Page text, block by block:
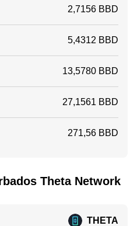
2,7156 BBD
5,4312 BBD
13,5780 BBD
27,1561 BBD
271,56 BBD
Theta Network
THETA